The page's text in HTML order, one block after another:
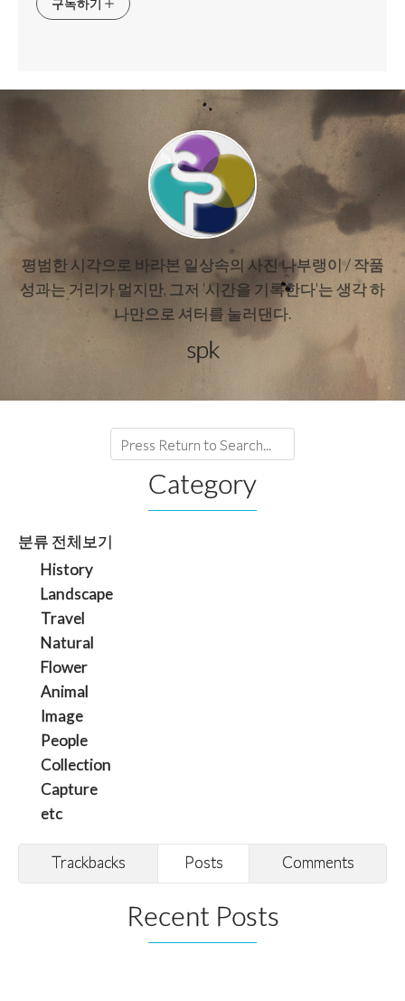
평범한 시각으로 바라본 일상속의 사진 나부랭이 / 작품
성과는 거리가 멀지만, 그저 '시간을 기록한다'는 생각 하
나만으로 셔터를 눌러댄다.
spk
Category
분류 전체보기
History
Landscape
Travel
Natural
Flower
Animal
Image
People
Collection
Capture
etc
Trackbacks Posts Comments
Recent Posts